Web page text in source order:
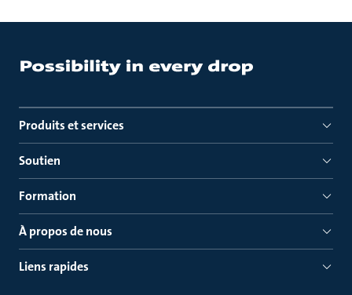
Produits et services
Soutien
Formation
À propos de nous
Liens rapides